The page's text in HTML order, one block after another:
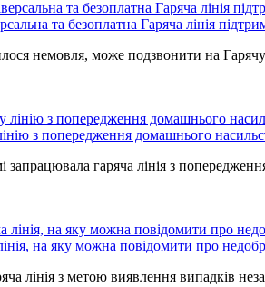
та безоплатна Гаряча лінія
немовля, може подзвонити на
з попередження домашнього
запрацювала гаряча лінія з
на яку можна повідомити про
лінія з метою виявлення випадків